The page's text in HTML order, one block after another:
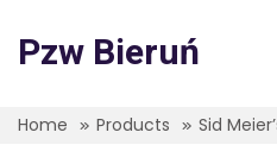
content
Pzw Bieruń
Home Products Sid